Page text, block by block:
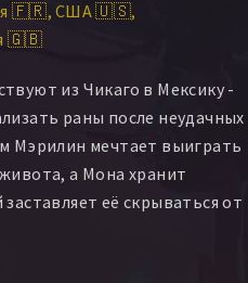
Кимино Чимино
Кимберли Кигел
Мэри Р. Вудс
🇫🇷 США 🇺🇸
🇬🇧
из Чикаго в Мексику -
раны после неудачных
Мэрилин мечтает выиграть
а Мона хранит
её скрываться от